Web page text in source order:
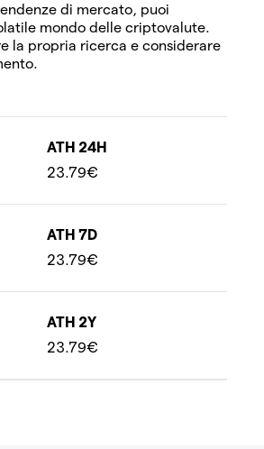
di mercato, puoi
mondo delle criptovalute.
la propria ricerca e considerare
ATH 24H
23.79€
ATH 7D
23.79€
ATH 2Y
23.79€